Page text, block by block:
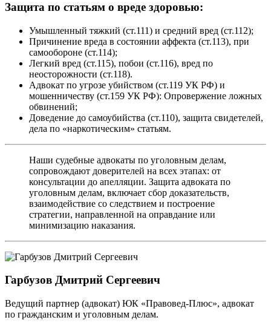
Защита по статьям о вреде здоровью:
Умышленный тяжкий (ст.111) и средний вред (ст.112);
Причинение вреда в состоянии аффекта (ст.113), при
самообороне (ст.114);
Легкий вред (ст.115), побои (ст.116), вред по
неосторожности (ст.118).
Адвокат по угрозе убийством (ст.119 УК РФ) и
мошенничеству (ст.159 УК РФ): Опровержение ложных
обвинений;
Доведение до самоубийства (ст.110), защита свидетелей,
дела по «наркотическим» статьям.
Наши судебные адвокаты по уголовным делам,
сопровождают доверителей на всех этапах: от
консультации до апелляции. Защита адвоката по
уголовным делам, включает сбор доказательств,
взаимодействие со следствием и построение
стратегии, направленной на оправдание или
минимизацию наказания.
Гарбузов Дмитрий Сергеевич
Ведущий партнер (адвокат) ЮК «Правовед-Плюс», адвокат
по гражданским и уголовным делам.